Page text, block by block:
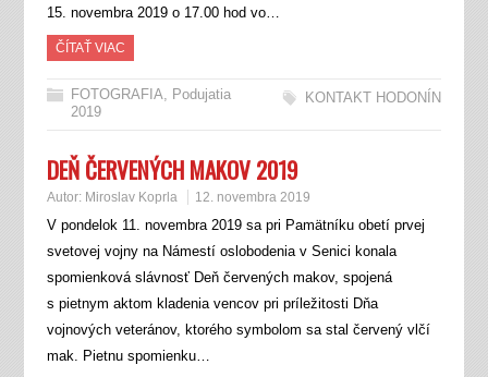
15. novembra 2019 o 17.00 hod vo…
ČÍTAŤ VIAC
FOTOGRAFIA, Podujatia
2019
KONTAKT HODONÍN
DEŇ ČERVENÝCH MAKOV 2019
Autor: Miroslav Koprla 12. novembra 2019
V pondelok 11. novembra 2019 sa pri Pamätníku obetí prvej
svetovej vojny na Námestí oslobodenia v Senici konala
spomienková slávnosť Deň červených makov, spojená
s pietnym aktom kladenia vencov pri príležitosti Dňa
vojnových veteránov, ktorého symbolom sa stal červený vlčí
mak. Pietnu spomienku…